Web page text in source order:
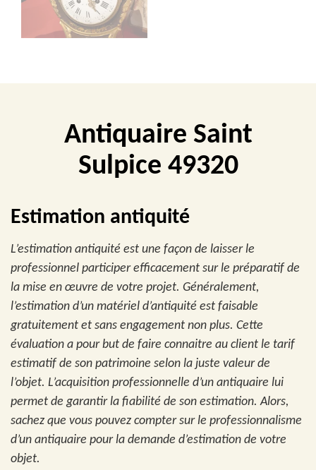
Antiquaire Saint
Sulpice 49320
Estimation antiquité
L’estimation antiquité est une façon de laisser le
professionnel participer efficacement sur le préparatif de
la mise en œuvre de votre projet. Généralement,
l’estimation d’un matériel d’antiquité est faisable
gratuitement et sans engagement non plus. Cette
évaluation a pour but de faire connaitre au client le tarif
estimatif de son patrimoine selon la juste valeur de
l’objet. L’acquisition professionnelle d’un antiquaire lui
permet de garantir la fiabilité de son estimation. Alors,
sachez que vous pouvez compter sur le professionnalisme
d’un antiquaire pour la demande d’estimation de votre
objet.